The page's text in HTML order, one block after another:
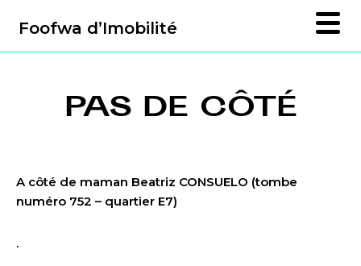
Foofwa d’Imobilité
PAS DE CÔTÉ
A côté de maman Beatriz CONSUELO (tombe
numéro 752 – quartier E7)
.